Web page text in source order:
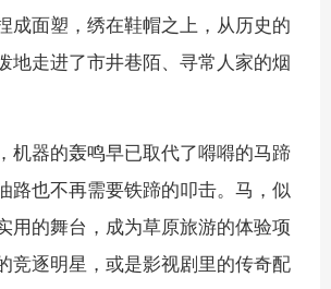
成面塑，绣在鞋帽之上，从历史的
地走进了市井巷陌、寻常人家的烟
机器的轰鸣早已取代了嘚嘚的马蹄
路也不再需要铁蹄的叩击。马，似
用的舞台，成为草原旅游的体验项
竞逐明星，或是影视剧里的传奇配